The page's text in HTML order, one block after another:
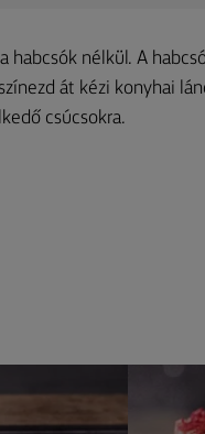
nélkül. A
át kézi konyhai
csúcsokra.